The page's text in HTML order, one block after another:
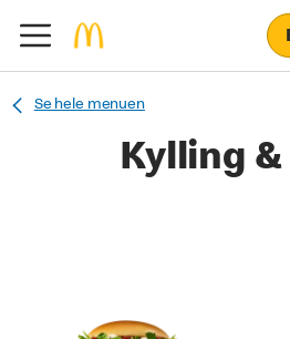
Se hele menuen
Kylling